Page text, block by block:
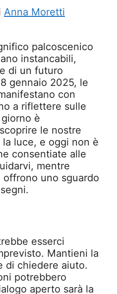
Anna Moretti
palcoscenico
instancabili,
di un futuro
gennaio 2025, le
con
a riflettere sulle
è
le nostre
luce, e oggi non è
consentiate alle
mentre
offrono uno sguardo
esserci
Mantieni la
di chiedere aiuto.
potrebbero
aperto sarà la